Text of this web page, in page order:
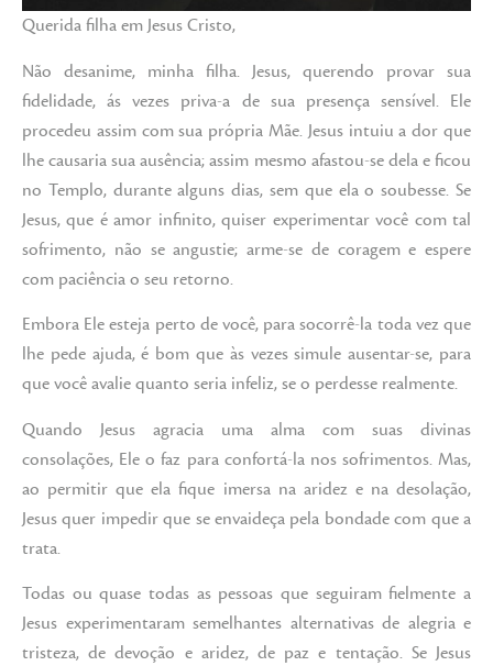
Querida filha em Jesus Cristo,
Não desanime, minha filha. Jesus, querendo provar sua
fidelidade, ás vezes priva-a de sua presença sensível. Ele
procedeu assim com sua própria Mãe. Jesus intuiu a dor que
lhe causaria sua ausência; assim mesmo afastou-se dela e ficou
no Templo, durante alguns dias, sem que ela o soubesse. Se
Jesus, que é amor infinito, quiser experimentar você com tal
sofrimento, não se angustie; arme-se de coragem e espere
com paciência o seu retorno.
Embora Ele esteja perto de você, para socorrê-la toda vez que
lhe pede ajuda, é bom que às vezes simule ausentar-se, para
que você avalie quanto seria infeliz, se o perdesse realmente.
Quando Jesus agracia uma alma com suas divinas
consolações, Ele o faz para confortá-la nos sofrimentos. Mas,
ao permitir que ela fique imersa na aridez e na desolação,
Jesus quer impedir que se envaideça pela bondade com que a
trata.
Todas ou quase todas as pessoas que seguiram fielmente a
Jesus experimentaram semelhantes alternativas de alegria e
tristeza, de devoção e aridez, de paz e tentação. Se Jesus